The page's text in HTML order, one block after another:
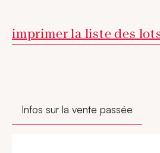
Nouvelle fenêtre
imprimer la liste des
Infos sur la vente passée